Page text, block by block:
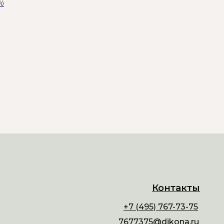
Контакты
+7 (495) 767-73-75
7677375@dikona.ru